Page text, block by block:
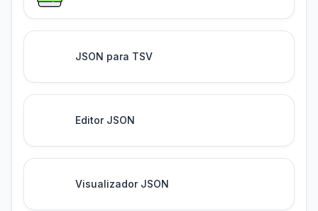
JSON para TSV
Editor JSON
Visualizador JSON